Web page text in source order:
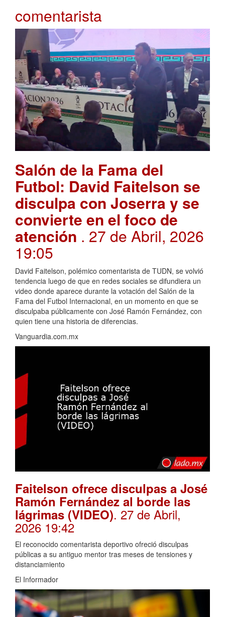
comentarista
Salón de la Fama del
Futbol: David Faitelson se
disculpa con Joserra y se
convierte en el foco de
atención . 27 de Abril, 2026
19:05
David Faitelson, polémico comentarista de TUDN, se volvió
tendencia luego de que en redes sociales se difundiera un
video donde aparece durante la votación del Salón de la
Fama del Futbol Internacional, en un momento en que se
disculpaba públicamente con José Ramón Fernández, con
quien tiene una historia de diferencias.
Vanguardia.com.mx
Faitelson ofrece disculpas a José
Ramón Fernández al borde las
lágrimas (VIDEO). 27 de Abril,
2026 19:42
El reconocido comentarista deportivo ofreció disculpas
públicas a su antiguo mentor tras meses de tensiones y
distanciamiento
El Informador